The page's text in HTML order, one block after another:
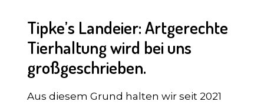
Tipke’s Landeier: Artgerechte
Tierhaltung wird bei uns
großgeschrieben.
Aus diesem Grund halten wir seit 2021